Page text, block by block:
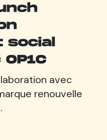
avec
renouvelle